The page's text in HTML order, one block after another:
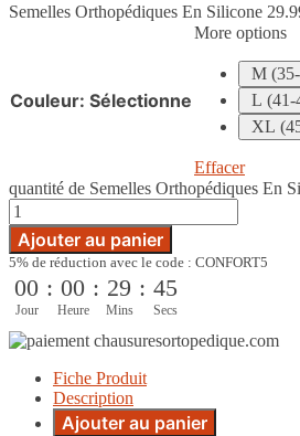
Semelles Orthopédiques En Silicone
Couleur: Sélectionne
More options
M
L (41-
XL
Effacer
quantité de Semelles Orthopédiques En
Ajouter au panier
5% de réduction avec le code : CONFORT5
00
Jour
: 00
Heure
: 29
Mins
: 44
Secs
Fiche Produit
Description
Ajouter au panier